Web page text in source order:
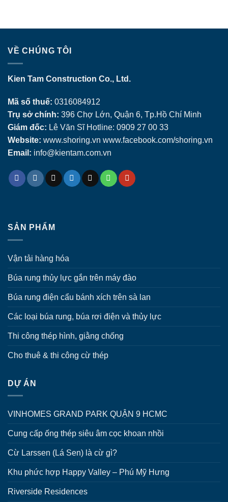
VỀ CHÚNG TÔI
Kien Tam Construction Co., Ltd.
Mã số thuế: 0316084912
Trụ sở chính: 396 Chợ Lớn, Quận 6, Tp.Hồ Chí Minh
Giám đốc: Lê Văn Sĩ Hotline: 0909 27 00 33
Website: www.shoring.vn www.facebook.com/shoring.vn
Email: info@kientam.com.vn
SẢN PHẨM
Vận tải hàng hóa
Búa rung thủy lực gắn trên máy đào
Búa rung điện cẩu bánh xích trên sà lan
Các loại búa rung, búa rơi điện và thủy lực
Thi công thép hình, giằng chống
Cho thuê & thi công cừ thép
DỰ ÁN
VINHOMES GRAND PARK QUẬN 9 HCMC
Cung cấp ống thép siêu âm cọc khoan nhồi
Cừ Larssen (Lá Sen) là cừ gì?
Khu phức hợp Happy Valley – Phú Mỹ Hưng
Riverside Residences